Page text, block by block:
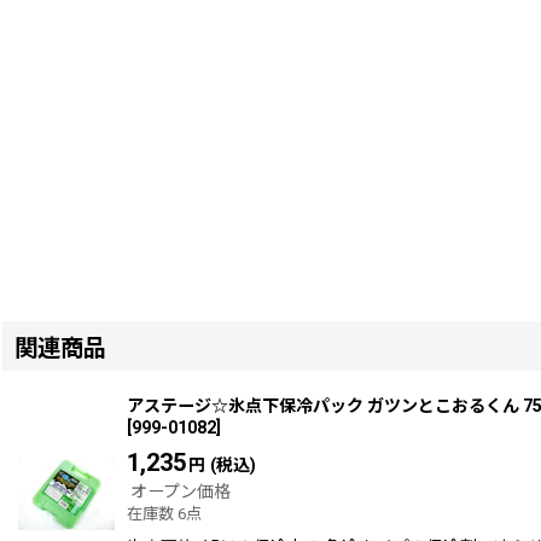
関連商品
アステージ☆氷点下保冷パック ガツンとこおるくん
999-01082
1,235円 (税込)
オープン価格
在庫数 6点